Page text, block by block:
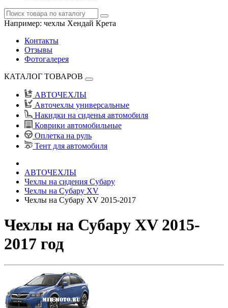
Например: чехлы Хендай Крета
Контакты
Отзывы
Фотогалерея
КАТАЛОГ ТОВАРОВ
АВТОЧЕХЛЫ
Авточехлы универсальные
Накидки на сиденья автомобиля
Коврики автомобильные
Оплетка на руль
Тент для автомобиля
АВТОЧЕХЛЫ
Чехлы на сидения Субару
Чехлы на Субару XV
Чехлы на Субару XV 2015-2017
Чехлы на Субару XV 2015-
2017 год